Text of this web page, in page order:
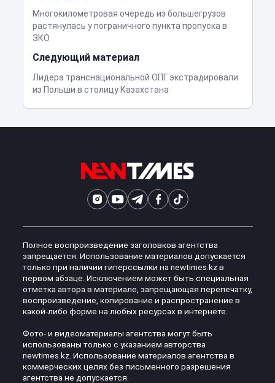
Многокилометровая очередь из большегрузов
растянулась у пограничного пункта пропуска в
ЗКО
Следующий материал
Лидера транснациональной ОПГ экстрадировали
из Польши в столицу Казахстана
Полное воспроизведение заголовков агентства
запрещается. Использование материалов допускается
только при наличии гиперссылки на newtimes.kz в
первом абзаце. Исключением может быть специальная
отметка автора в материале, запрещающая перепечатку,
воспроизведение, копирование и распространение в
какой-либо форме на любых ресурсах в интернете.
Фото- и видеоматериалы агентства могут быть
использованы только с указанием авторства
newtimes.kz. Использование материалов агентства в
коммерческих целях без письменного разрешения
агентства не допускается.